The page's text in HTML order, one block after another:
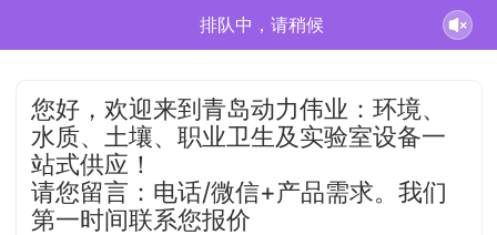
排队中，请稍候
您好，欢迎来到青岛动力伟业：环境、
水质、土壤、职业卫生及实验室设备一
站式供应！
请您留言：电话/微信+产品需求。我们
第一时间联系您报价